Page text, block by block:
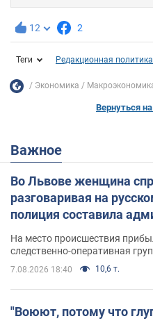
12 2
Теги Редакционная политика
Экономика
Вернуться
Важное
Во Львове женщина
разговаривая на
полиция составила
На место происшествия
следственно-оперативная
7.08.2026 18:40 10,6 т.
"Воюют, потому что